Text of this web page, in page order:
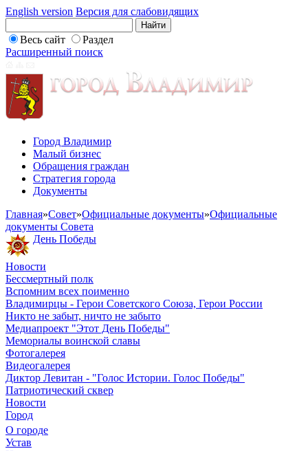
English version Версия для слабовидящих
Весь сайт
Раздел
Расширенный поиск
Город Владимир
Малый бизнес
Обращения граждан
Стратегия города
Документы
Главная»Совет»Официальные документы»Официальные
документы Совета
День Победы
Новости
Бессмертный полк
Вспомним всех поименно
Владимирцы - Герои Советского Союза, Герои России
Никто не забыт, ничто не забыто
Медиапроект "Этот День Победы"
Мемориалы воинской славы
Фотогалерея
Видеогалерея
Диктор Левитан - "Голос Истории. Голос Победы"
Патриотический сквер
Новости
Город
О городе
Устав